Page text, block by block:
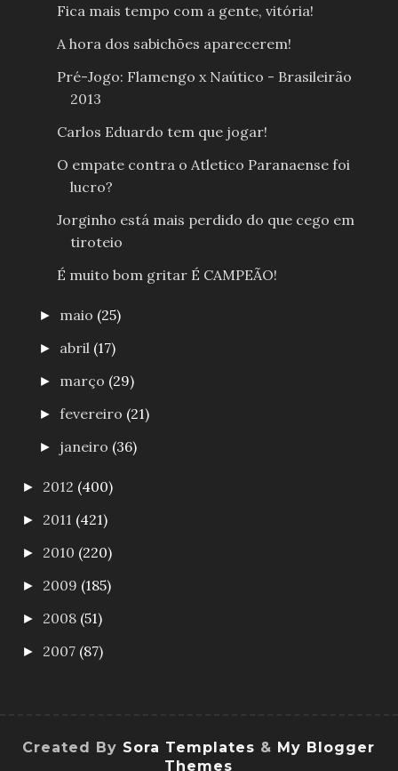
Fica mais tempo com a gente, vitória!
A hora dos sabichões aparecerem!
Pré-Jogo: Flamengo x Naútico - Brasileirão
2013
Carlos Eduardo tem que jogar!
O empate contra o Atletico Paranaense foi
lucro?
Jorginho está mais perdido do que cego em
tiroteio
É muito bom gritar É CAMPEÃO!
► maio (25)
► abril (17)
► março (29)
►fevereiro (21)
► janeiro (36)
► 2012 (400)
► 2011 (421)
► 2010 (220)
► 2009 (185)
► 2008 (51)
► 2007 (87)
Created By Sora Templates & My Blogger
Themes